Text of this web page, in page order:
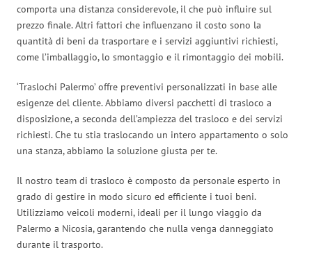
comporta una distanza considerevole, il che può influire sul
prezzo finale. Altri fattori che influenzano il costo sono la
quantità di beni da trasportare e i servizi aggiuntivi richiesti,
come l’imballaggio, lo smontaggio e il rimontaggio dei mobili.
‘Traslochi Palermo’ offre preventivi personalizzati in base alle
esigenze del cliente. Abbiamo diversi pacchetti di trasloco a
disposizione, a seconda dell’ampiezza del trasloco e dei servizi
richiesti. Che tu stia traslocando un intero appartamento o solo
una stanza, abbiamo la soluzione giusta per te.
Il nostro team di trasloco è composto da personale esperto in
grado di gestire in modo sicuro ed efficiente i tuoi beni.
Utilizziamo veicoli moderni, ideali per il lungo viaggio da
Palermo a Nicosia, garantendo che nulla venga danneggiato
durante il trasporto.